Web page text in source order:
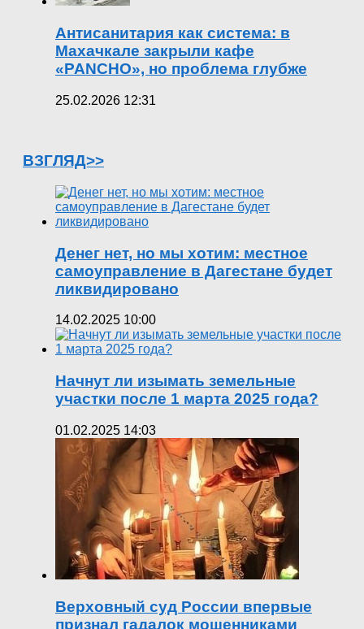
Антисанитария как система: в
Махачкале закрыли кафе
«PANCHO», но проблема глубже
25.02.2026 12:31
ВЗГЛЯД>>
Денег нет, но мы хотим: местное
самоуправление в Дагестане будет
ликвидировано
14.02.2025 10:00
Начнут ли изымать земельные
участки после 1 марта 2025 года?
01.02.2025 14:03
Верховный суд России впервые
признал гадалок мошенниками